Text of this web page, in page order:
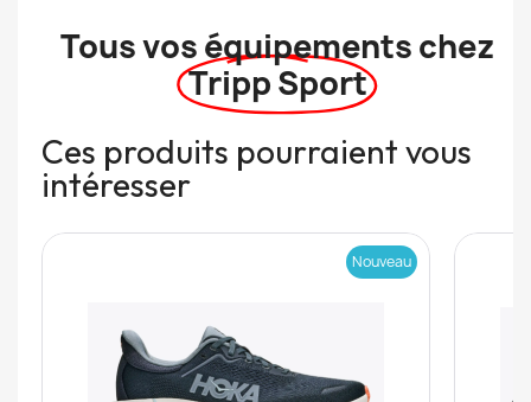
Tous vos équipements chez
Tripp Sport
Ces produits pourraient vous
intéresser
Nouveau